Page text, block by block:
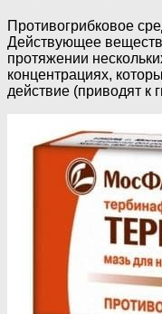
Противогрибковое
Действующее
протяжении
концентрациях,
действие (приводят к